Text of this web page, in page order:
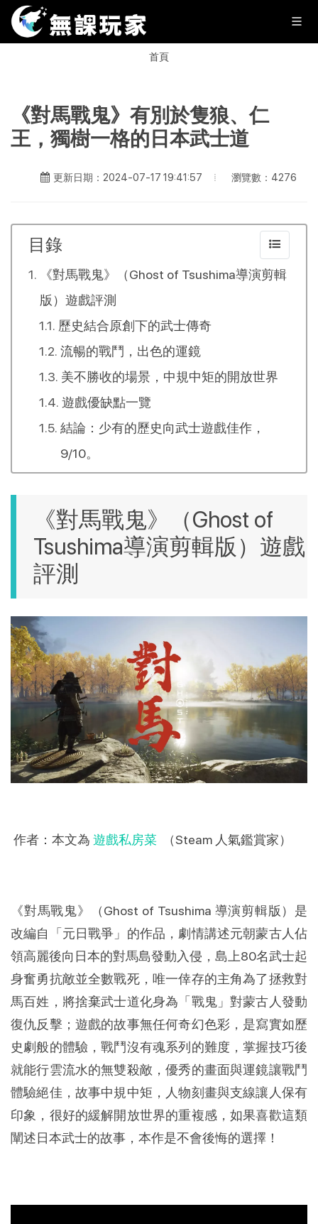
首頁
《對馬戰鬼》有別於隻狼、仁
王，獨樹一格的日本武士道
更新日期：2024-07-17 19:41:57 瀏覽數：4276
目錄
《對馬戰鬼》（Ghost of Tsushima導演剪輯
版）遊戲評測
歷史結合原創下的武士傳奇
流暢的戰鬥，出色的運鏡
美不勝收的場景，中規中矩的開放世界
遊戲優缺點一覽
結論：少有的歷史向武士遊戲佳作，
9/10。
《對馬戰鬼》（Ghost of
Tsushima導演剪輯版）遊戲
評測
作者：本文為 遊戲私房菜 （Steam 人氣鑑賞家）
《對馬戰鬼》（Ghost of Tsushima 導演剪輯版）是
改編自「元日戰爭」的作品，劇情講述元朝蒙古人佔
領高麗後向日本的對馬島發動入侵，島上80名武士起
身奮勇抗敵並全數戰死，唯一倖存的主角為了拯救對
馬百姓，將捨棄武士道化身為「戰鬼」對蒙古人發動
復仇反擊；遊戲的故事無任何奇幻色彩，是寫實如歷
史劇般的體驗，戰鬥沒有魂系列的難度，掌握技巧後
就能行雲流水的無雙殺敵，優秀的畫面與運鏡讓戰鬥
體驗絕佳，故事中規中矩，人物刻畫與支線讓人保有
印象，很好的緩解開放世界的重複感，如果喜歡這類
闡述日本武士的故事，本作是不會後悔的選擇！